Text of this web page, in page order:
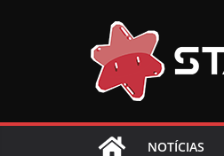
NOTÍCIAS